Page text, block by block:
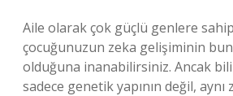
Aile olarak çok güçlü genlere
çocuğunuzun zeka gelişiminin
olduğuna inanabilirsiniz. Ancak
sadece genetik yapının değil, aynı